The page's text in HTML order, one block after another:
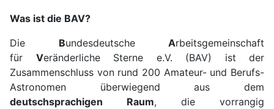
Was ist die BAV?
Die Bundesdeutsche Arbeitsgemeinschaft
für Veränderliche Sterne e.V. (BAV) ist der
Zusammenschluss von rund 200 Amateur- und Berufs-
Astronomen überwiegend aus dem
deutschsprachigen Raum, die vorrangig